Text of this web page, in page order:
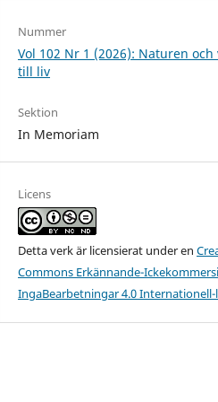
Nummer
Vol 102 Nr 1 (2026): Naturen och
till liv
Sektion
In Memoriam
Licens
Detta verk är licensierat under en
Commons Erkännande-
IngaBearbetningar 4.0 Internationell-